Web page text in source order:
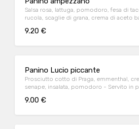
Salsa rosa, lattuga, pomodoro, fesa di
rucola, scaglie di grana, crema di aceto
9.20 €
Panino Lucio piccante
Prosciutto cotto di Praga, emmenthal,
senape, insalata, pomodoro - Servito in
9.00 €